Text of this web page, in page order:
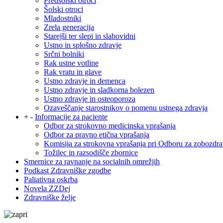
Šolski otroci
Mladostniki
Zrela generacija
Starejši ter slepi in slabovidni
Ustno in splošno zdravje
Srčni bolniki
Rak ustne votline
Rak vratu in glave
Ustno zdravje in demenca
Ustno zdravje in sladkorna bolezen
Ustno zdravje in osteoporoza
Ozaveščanje starostnikov o pomenu ustnega zdravja
+ - Informacije za paciente
Odbor za strokovno medicinska vprašanja
Odbor za pravno etična vprašanja
Komisija za strokovna vprašanja pri Odboru za
Tožilec in razsodišče zbornice
Smernice za ravnanje na socialnih omrežjih
Podkast Zdravniške zgodbe
Paliativna oskrba
Novela ZZDej
Zdravniške želje